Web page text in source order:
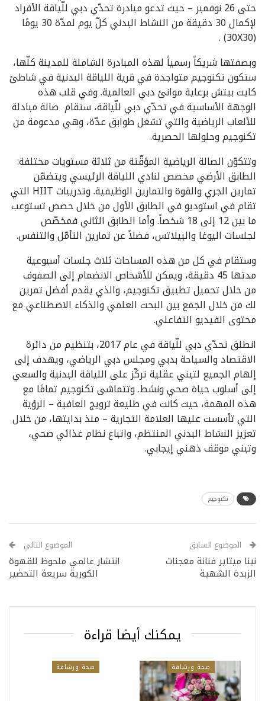
حتى 26 نوفمبر – حيث تدعو مبادرة تحدّي دبي للّياقة الأفراد
لإكمال 30 دقيقة من النشاط البدني كلّ يوم لمدّة 30 يومًا
(30X30) .
وبصفتها شريكاً رسمياً لهذه المبادرة الشاملة للمدينة كلّها،
ستكون تكنوجيم متواجدة في قرية اللياقة البدنية في شاطئ
كايت بيتش برعاية موانئ دبي العالمية. وفي قلب هذه
الوجهة الأساسية في تحدّي دبي للّياقة، ستقام صالة مبادلة
للألعاب الرياضية والتي تشغل طوابق عدّة، وهي مدعومة من
تكنوجيم وحلولها الحصرية.
وتتكوّن الصالة الرياضية المؤقّتة من ثلاثة مستويات مختلفة:
الطابق الأرضي مخصص لنادي اللياقة الرئيسي ويتضمّن
تمارين الجري والقوة والتمارين الوظيفية. وتدريبات HIIT التي
تقام في استوديو في الطابق الأول من خلال حصص تستوعب
ما بين 12 إلى 18 شخصاً. وأما الطابق الثاني فمخصّص
لجلسات اليوغا والبيلاتس، فضلاً عن تمارين التأمّل والتنفس.
وستقام في كل من هذه المساحات ثلاث جلسات أسبوعية
مدتها 45 دقيقة، ويمكن للأشخاص الانضمام إلى الصفوف
من خلال تحميل تطبيق تكنوجيم، والذي يقدم أفضل تمرين
لك من خلال الجمع بين البحث العلمي والذكاء الاصطناعي مع
محتوى الفيديو التفاعلي.
انطلق تحدّي دبي للّياقة في عام 2017، بتنظيم من دائرة
الاقتصاد والسياحة بدبي ومجلس دبي الرياضي، ويهدف إلى
إلهام الجميع لتبني عقلية تركّز على اللياقة البدنية والسعي
إلى أسلوب حياة صحي ونشط. وتتماشى تكنوجيم تمامًا مع
هذه المهمة، حيث كانت في طليعة ترويج العافية – الرؤية
التي تأسست عليها العلامة التجارية – منذ بدايتها، من خلال
تعزيز النشاط البدني المنتظم، واتباع نظام غذائي صحي،
وتبني موقف ذهني إيجابي.
تكنوجيم
الموضوع السابق
نينا ميتاير فنانة معجنات
الزبدة الشهية
الموضوع التالي
انتشار عالمي ملحوظ للقهوة
الكورية سريعة التحضير
يمكنك أيضا قراءة
صحة ورشاقة صحة ورشاقة